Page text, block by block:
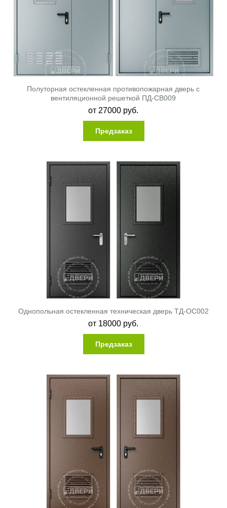
Полуторная остекленная противопожарная дверь с
вентиляционной решеткой ПД-СВ009
от 27000 руб.
Предзаказ
Однопольная остекленная техническая дверь ТД-ОС002
от 18000 руб.
Предзаказ